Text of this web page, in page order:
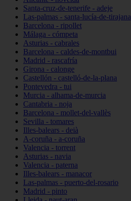
Santa-cruz-de-tenerife - adeje
Las-palmas - santa-lucía-de-tirajana
Barcelona - ripollet
Málaga - cómpeta
Asturias - cabrales
Barcelona - caldes-de-montbui
Madrid - rascafría
Girona - calonge
Castellón - castelló-de-la-plana
Pontevedra - tui
Murcia - alhama-de-murcia
Cantabria - noja
Barcelona - mollet-del-vallès
Sevilla - tomares
Illes-balears - deià
A-coruña - a-coruña
Valencia - torrent
Asturias - navia
Valencia - paterna
Illes-balears - manacor
Las-palmas - puerto-del-rosario
Madrid - pinto